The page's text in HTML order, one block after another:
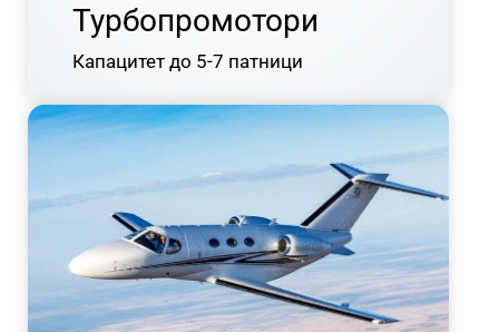
Турбопромотори
Капацитет до 5-7 патници